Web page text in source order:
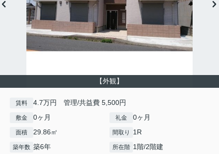
【外観】
賃料 4.7万円 管理/共益費 5,500円
敷金 0ヶ月 礼金 0ヶ月
面積 29.86㎡ 間取り 1R
築年数 築6年 所在階 1階/2階建